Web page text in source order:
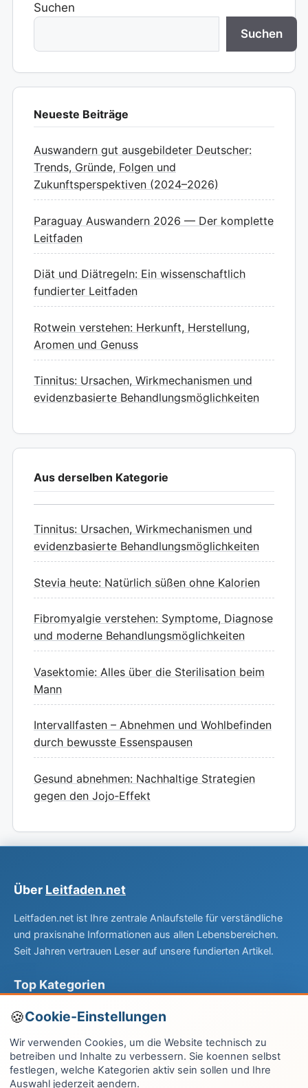
Suchen
Suchen
Neueste Beiträge
Auswandern gut ausgebildeter Deutscher:
Trends, Gründe, Folgen und
Zukunftsperspektiven (2024–2026)
Paraguay Auswandern 2026 — Der komplette
Leitfaden
Diät und Diätregeln: Ein wissenschaftlich
fundierter Leitfaden
Rotwein verstehen: Herkunft, Herstellung,
Aromen und Genuss
Tinnitus: Ursachen, Wirkmechanismen und
evidenzbasierte Behandlungsmöglichkeiten
Aus derselben Kategorie
Tinnitus: Ursachen, Wirkmechanismen und
evidenzbasierte Behandlungsmöglichkeiten
Stevia heute: Natürlich süßen ohne Kalorien
Fibromyalgie verstehen: Symptome, Diagnose
und moderne Behandlungsmöglichkeiten
Vasektomie: Alles über die Sterilisation beim
Mann
Intervallfasten – Abnehmen und Wohlbefinden
durch bewusste Essenspausen
Gesund abnehmen: Nachhaltige Strategien
gegen den Jojo‑Effekt
Über Leitfaden.net
Leitfaden.net ist Ihre zentrale Anlaufstelle für verständliche
und praxisnahe Informationen aus allen Lebensbereichen.
Seit Jahren vertrauen Leser auf unsere fundierten Artikel.
Top Kategorien
Computer & EDV
Haus & Garten
Fitness & Gesundheit
Wissen & Lernen
Cookie-Einstellungen
Wir verwenden Cookies, um die Website technisch zu
betreiben und Inhalte zu verbessern. Sie koennen selbst
festlegen, welche Kategorien aktiv sein sollen und Ihre
Auswahl jederzeit aendern.